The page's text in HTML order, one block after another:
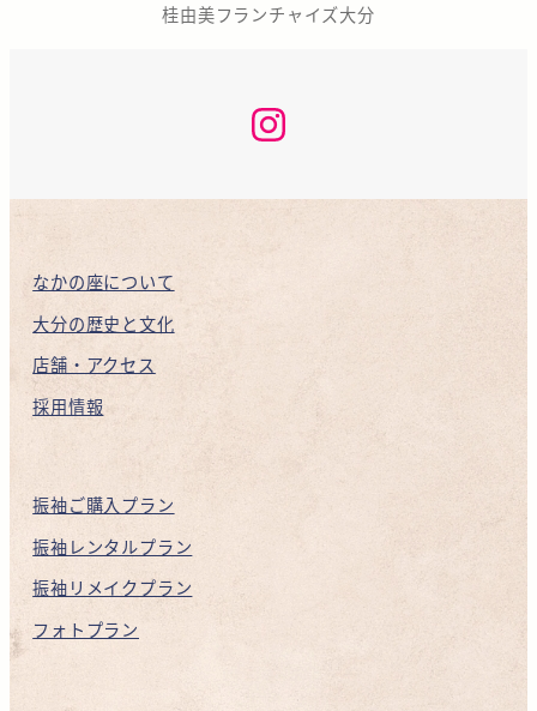
桂由美フランチャイズ大分
な
か
く
なかの座について
大分の歴史と文化
店舗・アクセス
採用情報
振袖ご購入プラン
振袖レンタルプラン
振袖リメイクプラン
フォトプラン